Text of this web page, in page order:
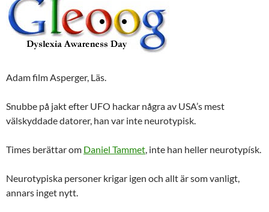
Adam film Asperger, Läs.
Snubbe på jakt efter UFO hackar några av USA’s mest
välskyddade datorer, han var inte neurotypisk.
Times berättar om Daniel Tammet, inte han heller neurotypísk.
Neurotypiska personer krigar igen och allt är som vanligt,
annars inget nytt.